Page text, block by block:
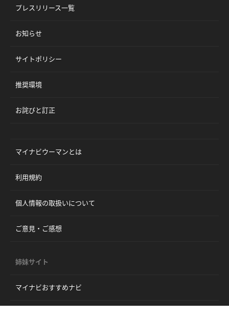
プレスリリース一覧
お知らせ
サイトポリシー
推奨環境
お詫びと訂正
マイナビウーマンとは
利用規約
個人情報の取扱いについて
ご意見・ご感想
姉妹サイト
マイナビおすすめナビ